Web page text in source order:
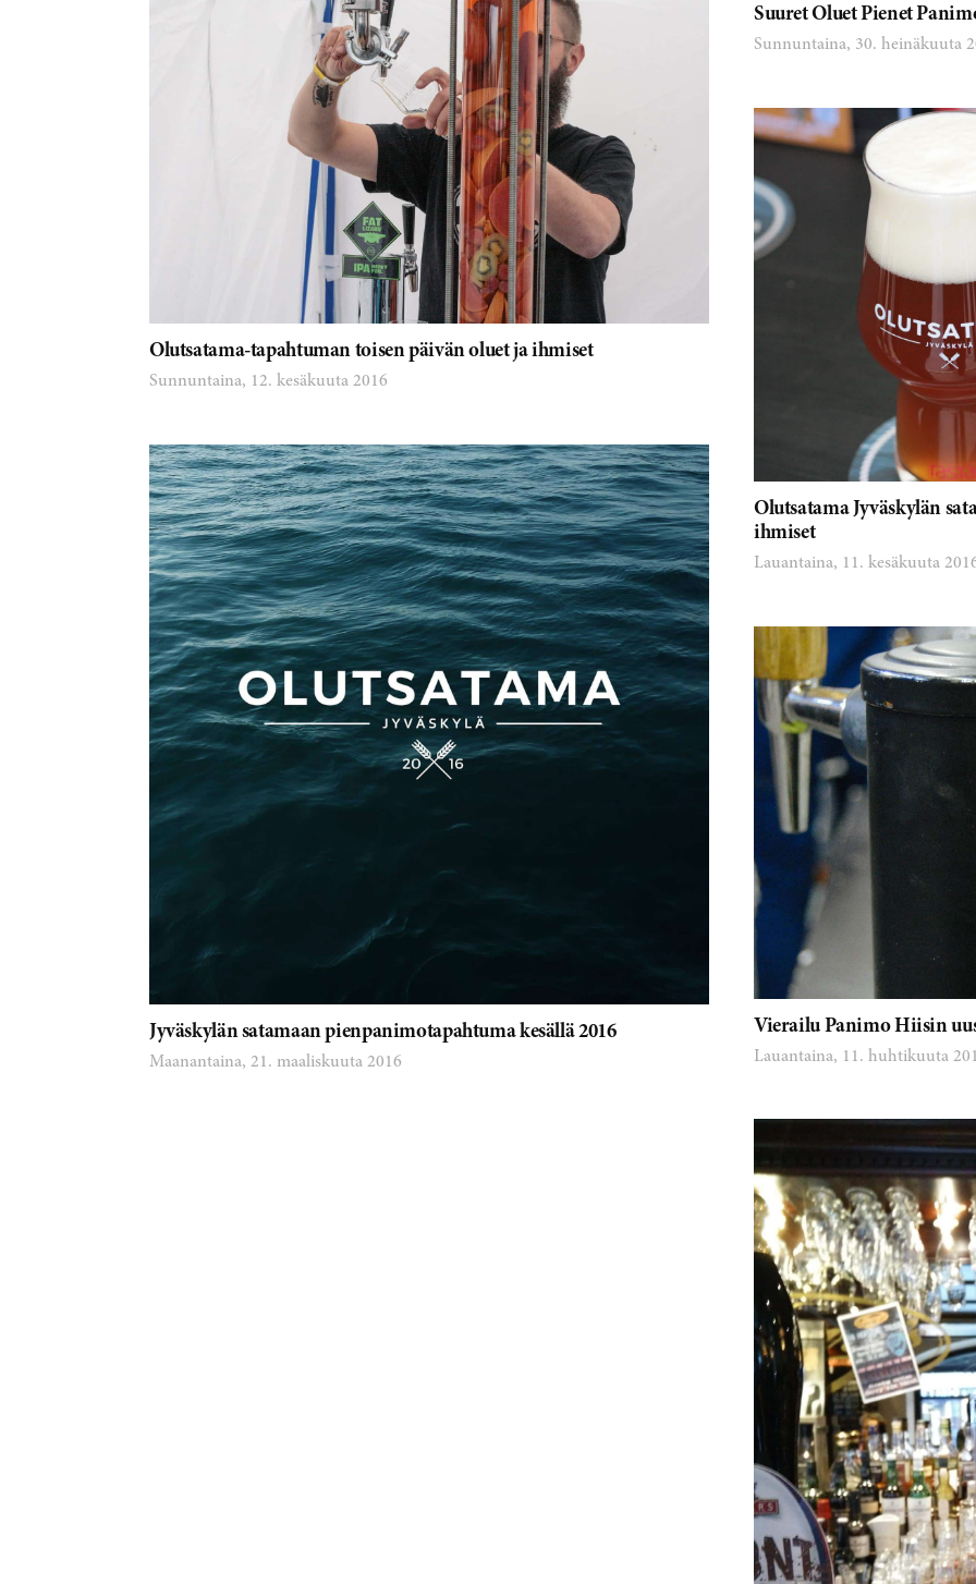
Suuret Oluet Pienet
Sunnuntaina, 30. heinäkuuta
Olutsatama-tapahtuman toisen päivän oluet ja ihmiset
Sunnuntaina, 12. kesäkuuta 2016
Olutsatama Jyväskylän
ihmiset
Lauantaina, 11. kesäkuuta
Jyväskylän satamaan pienpanimotapahtuma kesällä 2016
Maanantaina, 21. maaliskuuta 2016
Vierailu Panimo Hiisin
Lauantaina, 11. huhtikuuta